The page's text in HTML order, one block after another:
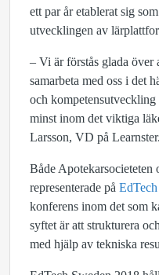
ett par år etablerat sig
utvecklingen av
– Vi är förstås glada över
samarbeta med oss i det
och
minst inom det viktiga
Larsson, VD på Learnster.
Både Apotekarsocieteten
representerade på
konferens inom det som
syftet är att strukturera
med hjälp av tekniska